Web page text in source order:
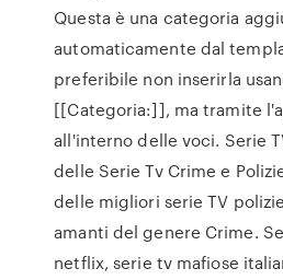
Questa è una categoria
automaticamente dal
preferibile non inserirla
[[Categoria:]], ma tramite
all'interno delle voci. Serie
delle Serie Tv Crime e
delle migliori serie TV
amanti del genere Crime.
netflix, serie tv mafiose